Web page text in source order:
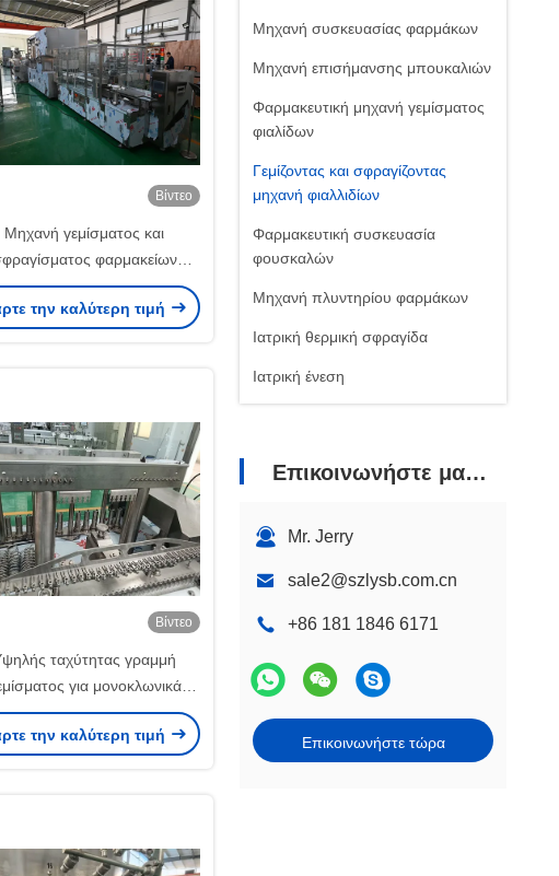
Μηχανή συσκευασίας φαρμάκων
Μηχανή επισήμανσης μπουκαλιών
Φαρμακευτική μηχανή γεμίσματος
φιαλίδων
Γεμίζοντας και σφραγίζοντας
μηχανή φιαλλιδίων
Φαρμακευτική συσκευασία
φουσκαλών
Μηχανή πλυντηρίου φαρμάκων
Ιατρική θερμική σφραγίδα
Ιατρική ένεση
Επικοινωνήστε μαζί μας
Mr. Jerry
sale2@szlysb.com.cn
+86 181 1846 6171
Επικοινωνήστε τώρα
Βίντεο
Μηχανή γεμίσματος και
φαρμακείων
υψηλής ταχύτητας με
GMP με ακρίβεια
την καλύτερη τιμή
Βίντεο
ταχύτητας γραμμή
για μονοκλωνικά
με υψηλή ακρίβεια
και συμμόρφωση με τις
την καλύτερη τιμή